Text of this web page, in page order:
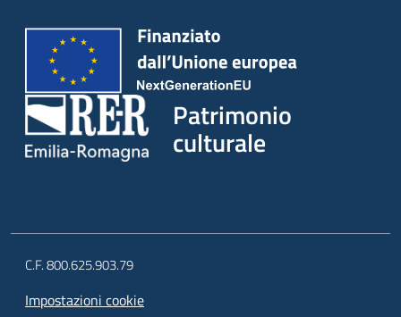
Patrimonio
culturale
C.F. 800.625.903.79
Impostazioni cookie